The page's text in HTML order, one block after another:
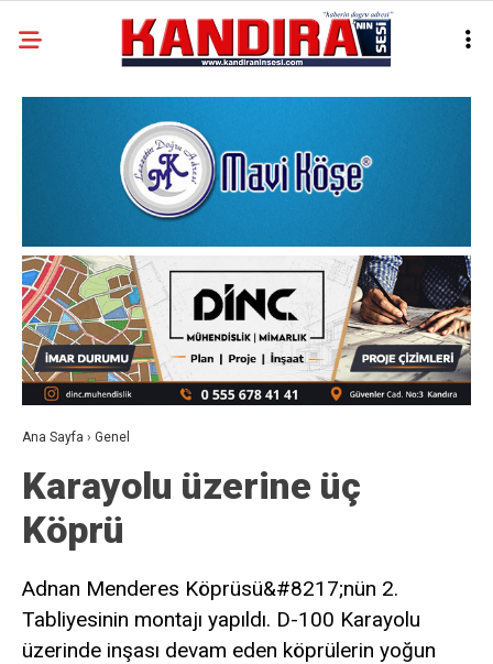
Ana Sayfa › Genel
Karayolu üzerine üç
Köprü
Adnan Menderes Köprüsü&#8217;nün 2.
Tabliyesinin montajı yapıldı. D-100 Karayolu
üzerinde inşası devam eden köprülerin yoğun